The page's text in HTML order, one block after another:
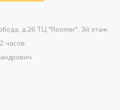
д.26 ТЦ "Roomer", 3й этаж
часов